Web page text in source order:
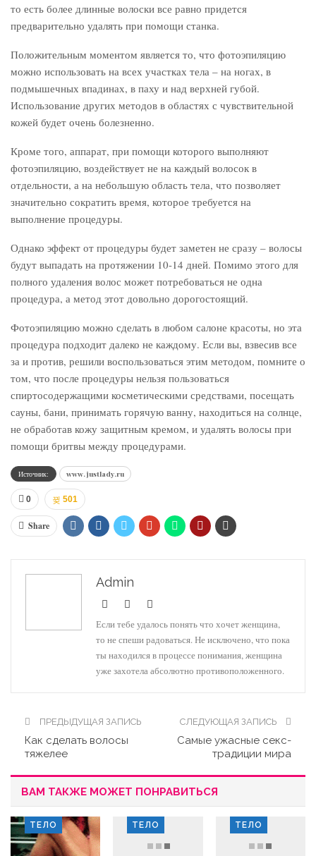
то есть более длинные волоски все равно придется
предварительно удалять при помощи станка.
Положительным моментом является то, что фотоэпиляцию
можно использовать на всех участках тела – на ногах, в
подмышечных впадинах, в паху и над верхней губой.
Использование других методов в областях с чувствительной
кожей будет очень болезненно.
Кроме того, аппарат, при помощи которого выполняют
фотоэпиляцию, воздействует не на каждый волосок в
отдельности, а на небольшую область тела, что позволяет
значительно сократить время, которое требуется на
выполнение процедуры.
Однако эффект от процедуры будет заметен не сразу – волосы
будут выпадать на протяжении 10-14 дней. Помимо этого для
полного удаления волос может потребоваться не одна
процедура, а метод этот довольно дорогостоящий.
Фотоэпиляцию можно сделать в любом салоне красоты, но эта
процедура подходит далеко не каждому. Если вы, взвесив все
за и против, решили воспользоваться этим методом, помните о
том, что после процедуры нельзя пользоваться
спиртосодержащими косметическими средствами, посещать
сауны, бани, принимать горячую ванну, находиться на солнце,
не обработав кожу защитным кремом, и удалять волосы при
помощи бритвы между процедурами.
Источник: www.justlady.ru
0 501
Share
Admin
Если тебе удалось понять что хочет женщина,
то не спеши радоваться. Не исключено, что пока
ты находился в процессе понимания, женщина
уже захотела абсолютно противоположенного.
ПРЕДЫДУЩАЯ ЗАПИСЬ
Как сделать волосы
тяжелее
СЛЕДУЮЩАЯ ЗАПИСЬ
Самые ужасные секс-
традиции мира
ВАМ ТАКЖЕ МОЖЕТ ПОНРАВИТЬСЯ
ТЕЛО ТЕЛО ТЕЛО